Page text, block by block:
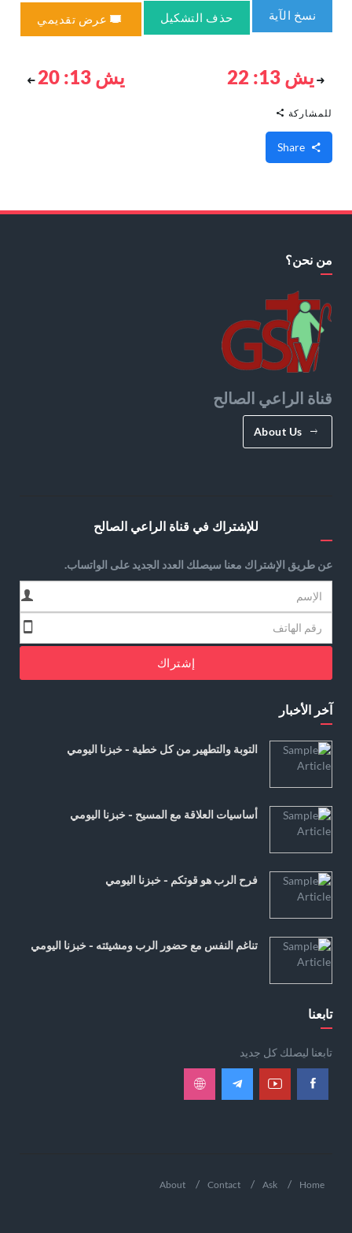
نسخ الآية حذف التشكيل عرض تقديمي
يش 13: 22 يش 13: 20
للمشاركة
من نحن؟
قناة الراعي الصالح
About Us
للإشتراك في قناة الراعي الصالح
عن طريق الإشتراك معنا سيصلك العدد الجديد على الواتساب.
إشتراك
آخر الأخبار
التوبة والتطهير من كل خطية - خبزنا اليومي
أساسيات العلاقة مع المسيح - خبزنا اليومي
فرح الرب هو قوتكم - خبزنا اليومي
تناغم النفس مع حضور الرب ومشيئته - خبزنا اليومي
تابعنا
تابعنا ليصلك كل جديد
Home
Ask
Contact
About